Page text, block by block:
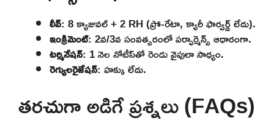
లీవ్: 8 క్యాజువల్ + 2 RH (ప్రో-రేటా, క్యారీ ఫార్వర్డ్ లేదు).
ఇంక్రిమెంట్: 2వ/3వ సంవత్సరంలో పర్ఫార్మెన్స్ ఆధారంగా.
టర్మినేషన్: 1 నెల నోటీస్‌తో రెండు వైపులా సాధ్యం.
రెగ్యులరైజేషన్: హక్కు లేదు.
తరచుగా అడిగే ప్రశ్నలు (FAQs)